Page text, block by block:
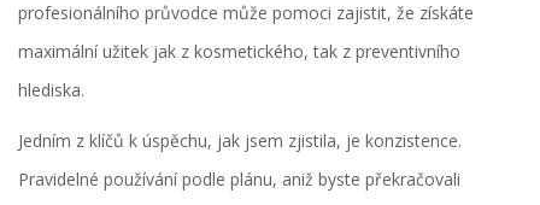
profesionálního průvodce může pomoci zajistit, že získáte
maximální užitek jak z kosmetického, tak z preventivního
hlediska.
Jedním z klíčů k úspěchu, jak jsem zjistila, je konzistence.
Pravidelné používání podle plánu, aniž byste překračovali